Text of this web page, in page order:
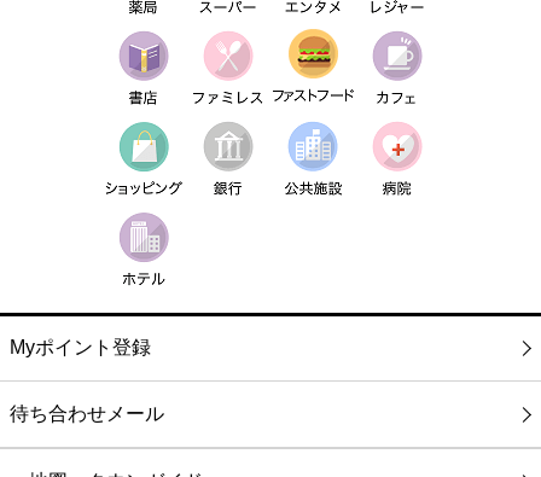
Myポイント登録
待ち合わせメール